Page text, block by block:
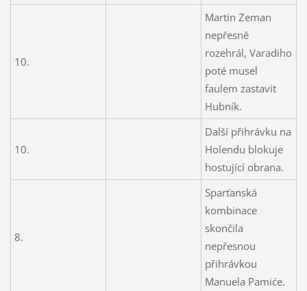
10.
Martin Zeman
nepřesně
rozehrál, Varadiho
poté musel
faulem zastavit
Hubník.
10.
Další přihrávku na
Holendu blokuje
hostující obrana.
8.
Sparťanská
kombinace
skončila
nepřesnou
přihrávkou
Manuela Pamiće.